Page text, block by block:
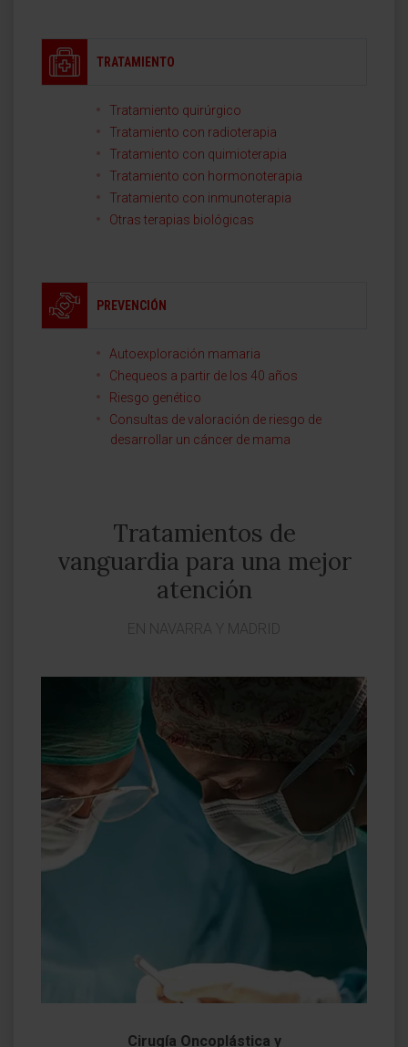
TRATAMIENTO
Tratamiento quirúrgico
Tratamiento con radioterapia
Tratamiento con quimioterapia
Tratamiento con hormonoterapia
Tratamiento con inmunoterapia
Otras terapias biológicas
PREVENCIÓN
Autoexploración mamaria
Chequeos a partir de los 40 años
Riesgo genético
Consultas de valoración de riesgo de
desarrollar un cáncer de mama
Tratamientos de
vanguardia para una mejor
atención
EN NAVARRA Y MADRID
Cirugía Oncoplástica y